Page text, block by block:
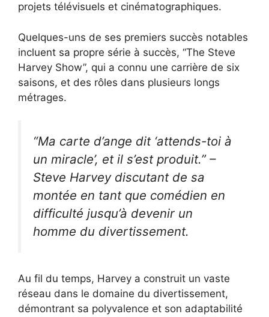
projets télévisuels et cinématographiques.
Quelques-uns de ses premiers succès notables
incluent sa propre série à succès, “The Steve
Harvey Show”, qui a connu une carrière de six
saisons, et des rôles dans plusieurs longs
métrages.
“Ma carte d’ange dit ‘attends-toi à
un miracle’, et il s’est produit.” –
Steve Harvey discutant de sa
montée en tant que comédien en
difficulté jusqu’à devenir un
homme du divertissement.
Au fil du temps, Harvey a construit un vaste
réseau dans le domaine du divertissement,
démontrant sa polyvalence et son adaptabilité